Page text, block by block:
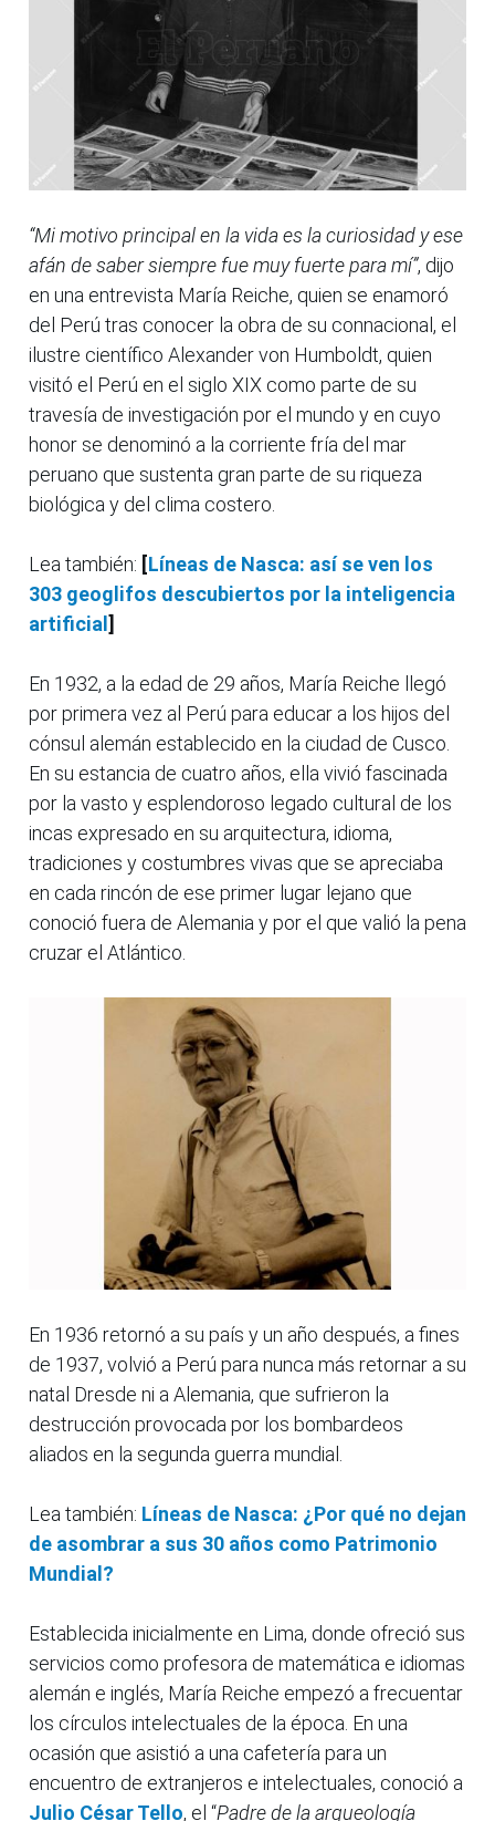
“Mi motivo principal en la vida es la curiosidad y ese
afán de saber siempre fue muy fuerte para mí”, dijo
en una entrevista María Reiche, quien se enamoró
del Perú tras conocer la obra de su connacional, el
ilustre científico Alexander von Humboldt, quien
visitó el Perú en el siglo XIX como parte de su
travesía de investigación por el mundo y en cuyo
honor se denominó a la corriente fría del mar
peruano que sustenta gran parte de su riqueza
biológica y del clima costero.
Lea también: [Líneas de Nasca: así se ven los
303 geoglifos descubiertos por la inteligencia
artificial ]
En 1932, a la edad de 29 años, María Reiche llegó
por primera vez al Perú para educar a los hijos del
cónsul alemán establecido en la ciudad de Cusco.
En su estancia de cuatro años, ella vivió fascinada
por la vasto y esplendoroso legado cultural de los
incas expresado en su arquitectura, idioma,
tradiciones y costumbres vivas que se apreciaba
en cada rincón de ese primer lugar lejano que
conoció fuera de Alemania y por el que valió la pena
cruzar el Atlántico.
En 1936 retornó a su país y un año después, a fines
de 1937, volvió a Perú para nunca más retornar a su
natal Dresde ni a Alemania, que sufrieron la
destrucción provocada por los bombardeos
aliados en la segunda guerra mundial.
Lea también: Líneas de Nasca: ¿Por qué no dejan
de asombrar a sus 30 años como Patrimonio
Mundial?
Establecida inicialmente en Lima, donde ofreció sus
servicios como profesora de matemática e idiomas
alemán e inglés, María Reiche empezó a frecuentar
los círculos intelectuales de la época. En una
ocasión que asistió a una cafetería para un
encuentro de extranjeros e intelectuales, conoció a
Julio César Tello, el “Padre de la arqueología